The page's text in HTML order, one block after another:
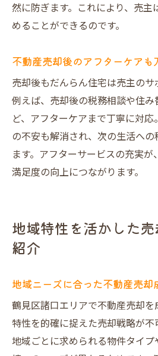
然に防ぎます。これにより、売主
めることができるのです。
不動産売却後のアフターケアも
売却後もだんらん住宅は売主のサ
例えば、売却後の税務相談や住
ど、アフターケアまで丁寧に対
の不安も解消され、次の生活へ
ます。アフターサービスの充実
満足度の向上につながります。
地域特性を活かした
紹介
地域ニーズに合った不動産売却
鶴見区諸口エリアで不動産売却
特性を的確に捉えた売却戦略が不
地域ごとに求められる物件タイ